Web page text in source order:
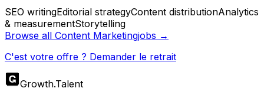
SEO writingEditorial strategyContent distributionAnalytics
& measurementStorytelling
Browse all Content Marketingjobs →
C'est votre offre ? Demander le retrait
Growth.Talent